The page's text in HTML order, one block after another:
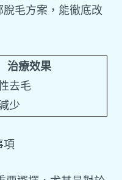
毛方案，能徹底改
治療效果
去毛
少
項